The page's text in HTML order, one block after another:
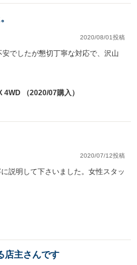
2020/08/01投稿
でしたが懇切丁寧な対応で、沢山
4WD （2020/07購入）
2020/07/12投稿
説明して下さいました。女性スタッ
店主さんです